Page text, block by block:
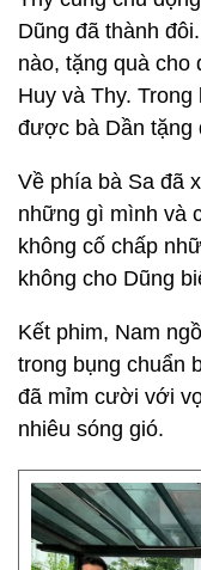
Dũng đã thành
nào, tặng quà cho
Huy và Thy.
được bà Dần tặng
Về phía bà Sa đã
những gì mình và
không cố chấp
không cho Dũng
Kết phim, Nam
trong bụng chuẩn
đã mỉm cười với
nhiêu sóng gió.